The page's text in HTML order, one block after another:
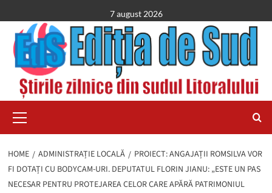
to
content
7 august 2026
Menu
HOME ADMINISTRAȚIE LOCALĂ
PROIECT: ANGAJAȚII ROMSILVA VOR
FI DOTAȚI CU BODYCAM-URI. DEPUTATUL FLORIN JIANU: „ESTE UN PAS
NECESAR PENTRU PROTEJAREA CELOR CARE APĂRĂ PATRIMONIUL